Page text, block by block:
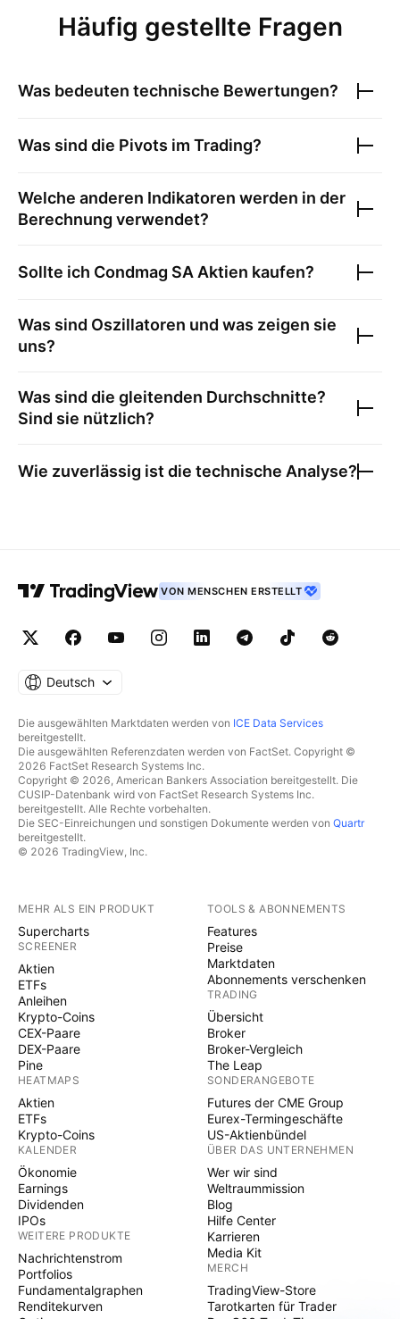
Häufig gestellte Fragen
Was bedeuten technische Bewertungen?
Was sind die Pivots im Trading?
Welche anderen Indikatoren werden in der
Berechnung verwendet?
Sollte ich Condmag SA Aktien kaufen?
Was sind Oszillatoren und was zeigen sie
uns?
Was sind die gleitenden Durchschnitte?
Sind sie nützlich?
Wie zuverlässig ist die technische Analyse?
VON MENSCHEN ERSTELLT
Deutsch
Die ausgewählten Marktdaten werden von ICE Data Services
bereitgestellt.
Die ausgewählten Referenzdaten werden von FactSet. Copyright ©
2026 FactSet Research Systems Inc.
Copyright © 2026, American Bankers Association bereitgestellt. Die
CUSIP-Datenbank wird von FactSet Research Systems Inc.
bereitgestellt. Alle Rechte vorbehalten.
Die SEC-Einreichungen und sonstigen Dokumente werden von Quartr
bereitgestellt.
© 2026 TradingView, Inc.
MEHR ALS EIN PRODUKT
Supercharts
SCREENER
Aktien
ETFs
Anleihen
Krypto-Coins
CEX-Paare
DEX-Paare
Pine
HEATMAPS
Aktien
ETFs
Krypto-Coins
KALENDER
Ökonomie
Earnings
Dividenden
IPOs
WEITERE PRODUKTE
Nachrichtenstrom
Portfolios
Fundamentalgraphen
Renditekurven
TOOLS & ABONNEMENTS
Features
Preise
Marktdaten
Abonnements verschenken
TRADING
Übersicht
Broker
Broker-Vergleich
The Leap
SONDERANGEBOTE
Futures der CME Group
Eurex-Termingeschäfte
US-Aktienbündel
ÜBER DAS UNTERNEHMEN
Wer wir sind
Weltraummission
Blog
Hilfe Center
Karrieren
Media Kit
MERCH
TradingView-Store
Tarotkarten für Trader